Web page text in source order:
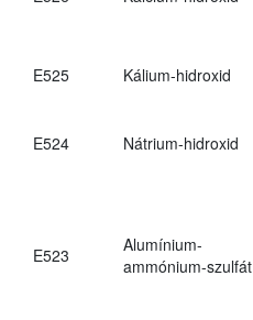
E525 Kálium-hidroxid
E524 Nátrium-hidroxid
E523
Alumínium-
ammónium-szulfát